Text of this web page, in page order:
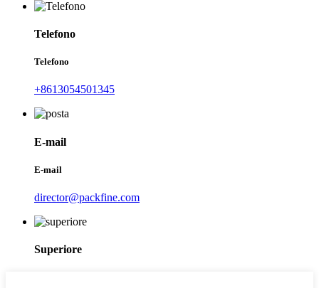
Telefono
Telefono
+8613054501345
E-mail
E-mail
director@packfine.com
Superiore